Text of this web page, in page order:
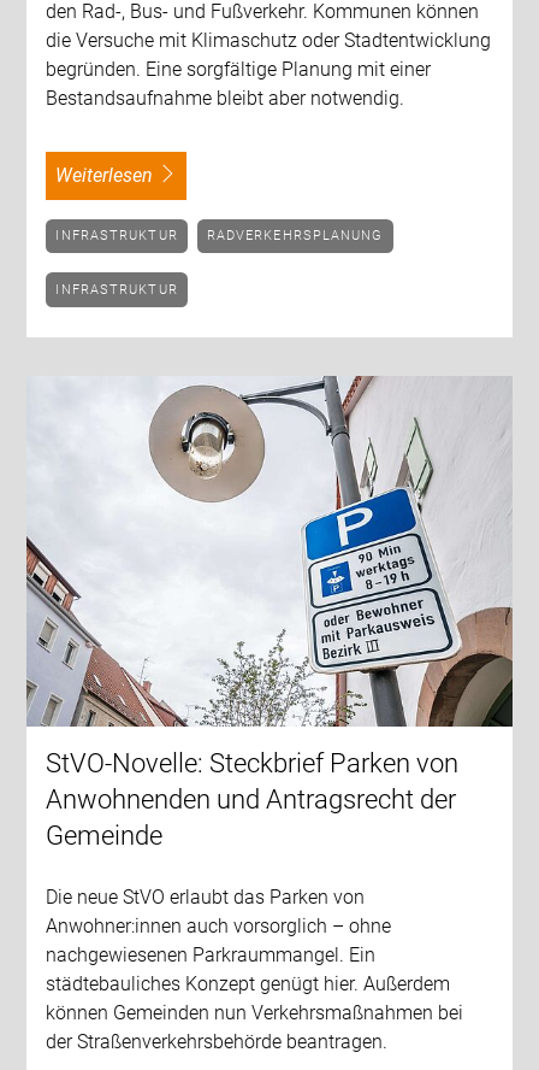
den Rad-, Bus- und Fußverkehr. Kommunen können
die Versuche mit Klimaschutz oder Stadtentwicklung
begründen. Eine sorgfältige Planung mit einer
Bestandsaufnahme bleibt aber notwendig.
weiterlesen
INFRASTRUKTUR RADVERKEHRSPLANUNG
INFRASTRUKTUR
StVO-Novelle: Steckbrief Parken von
Anwohnenden und Antragsrecht der
Gemeinde
Die neue StVO erlaubt das Parken von
Anwohner:innen auch vorsorglich – ohne
nachgewiesenen Parkraummangel. Ein
städtebauliches Konzept genügt hier. Außerdem
können Gemeinden nun Verkehrsmaßnahmen bei
der Straßenverkehrsbehörde beantragen.